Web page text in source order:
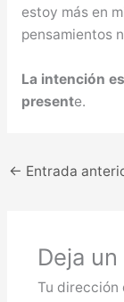
estoy más en
pensamientos
La intención
presente.
← Entrada
Deja
Tu dirección